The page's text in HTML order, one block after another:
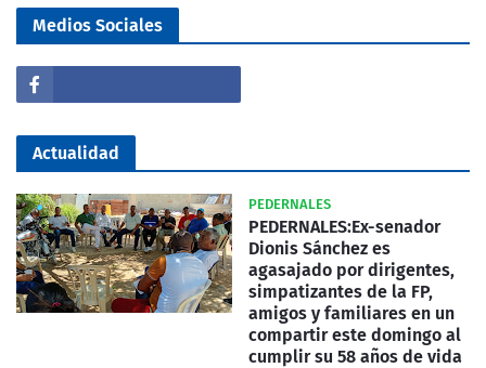
Medios Sociales
Actualidad
PEDERNALES
PEDERNALES:Ex-senador
Dionis Sánchez es
agasajado por dirigentes,
simpatizantes de la FP,
amigos y familiares en un
compartir este domingo al
cumplir su 58 años de vida